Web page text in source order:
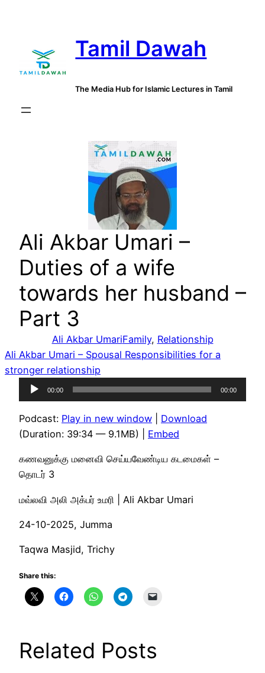
Tamil Dawah
The Media Hub for Islamic Lectures in Tamil
Ali Akbar Umari –
Duties of a wife
towards her husband –
Part 3
Ali Akbar UmariFamily, Relationship
Ali Akbar Umari – Spousal Responsibilities for a
stronger relationship
Audio
Player
00:00 00:00
Podcast: Play in new window
Download
(Duration: 39:34 — 9.1MB) | Embed
கணவனுக்கு மனைவி செய்யவேண்டிய கடமைகள் –
தொடர் 3
மவ்லவி அலி அக்பர் உமரி | Ali Akbar Umari
24-10-2025, Jumma
Taqwa Masjid, Trichy
Share this:
Related Posts